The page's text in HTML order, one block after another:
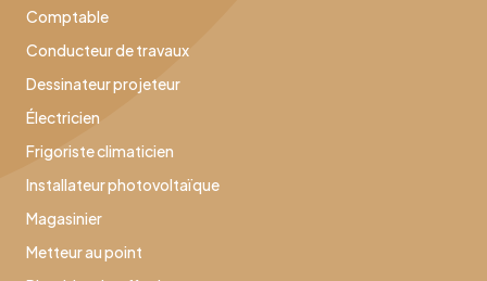
Comptable
Conducteur de travaux
Dessinateur projeteur
Électricien
Frigoriste climaticien
Installateur photovoltaïque
Magasinier
Metteur au point